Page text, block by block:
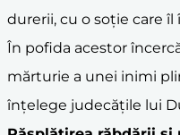
durerii, cu o soție care
În pofida acestor
mărturie a unei inimi
înțelege judecățile lui